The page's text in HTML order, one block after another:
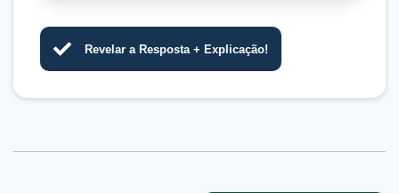
Revelar a Resposta + Explicação!